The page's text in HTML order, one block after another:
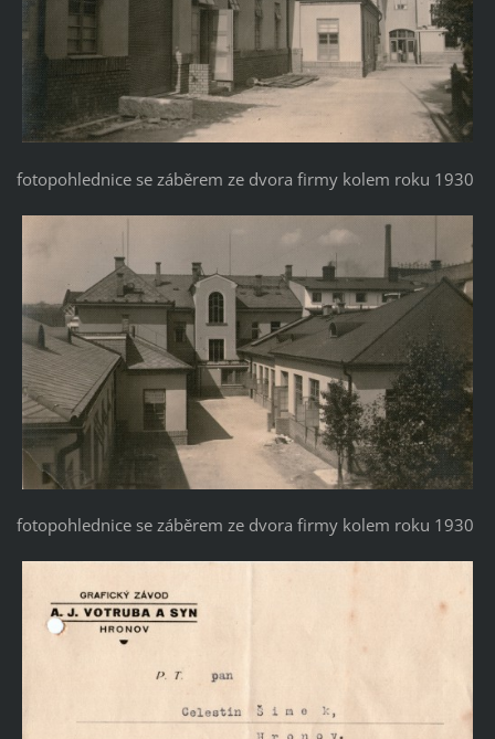
fotopohlednice se záběrem ze dvora firmy kolem roku 1930
fotopohlednice se záběrem ze dvora firmy kolem roku 1930